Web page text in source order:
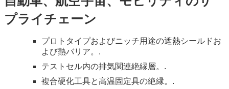
プライチェーン
プロトタイプおよびニッチ用途の遮熱シールドお
よび熱バリア。.
テストセル内の排気関連絶縁層。.
複合硬化工具と高温固定具の絶縁。.